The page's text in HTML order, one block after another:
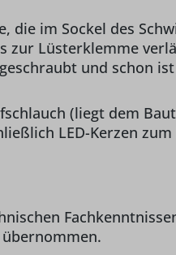
im Sockel des
zur Lüsterklemme
und schon
(liegt dem
LED-Kerzen